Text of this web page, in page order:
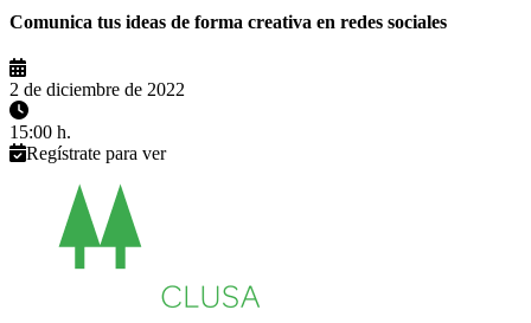
Comunica tus ideas de forma creativa en redes sociales
2 de diciembre de 2022
15:00 h.
Regístrate para ver